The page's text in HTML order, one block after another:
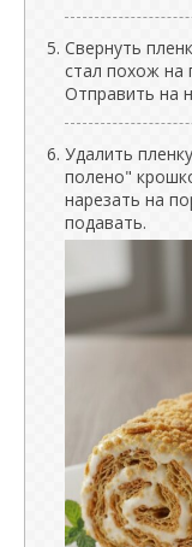
Свернуть
стал похож на
Отправить на
Удалить
полено"
нарезать на
подавать.